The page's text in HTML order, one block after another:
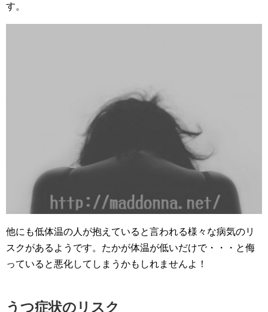
す。
他にも低体温の人が抱えていると言われる様々な病気のリ
スクがあるようです。たかが体温が低いだけで・・・と侮
っていると悪化してしまうかもしれませんよ！
うつ症状のリスク